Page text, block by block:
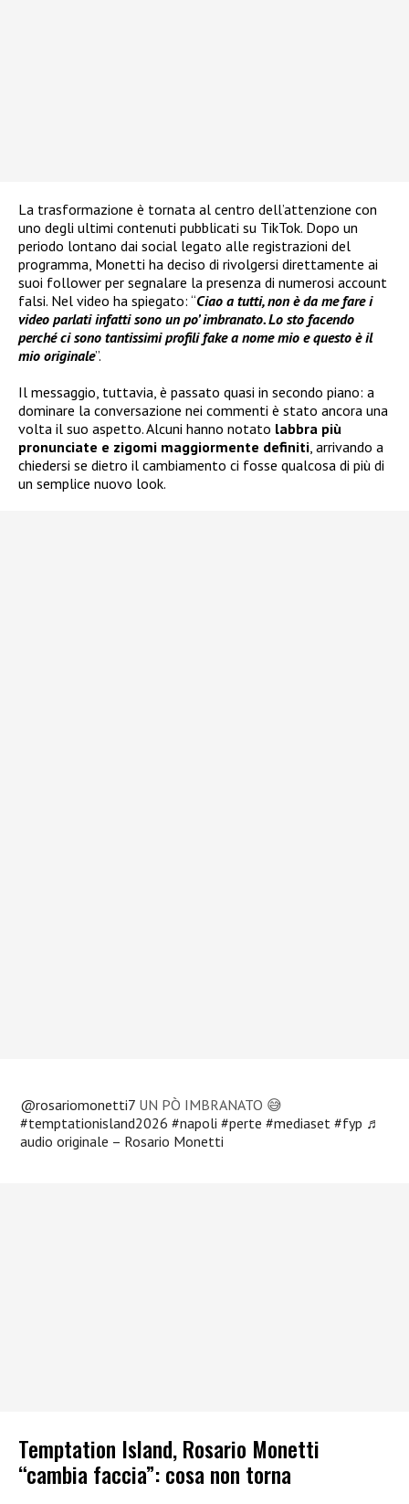
La trasformazione è tornata al centro dell’attenzione con
uno degli ultimi contenuti pubblicati su TikTok. Dopo un
periodo lontano dai social legato alle registrazioni del
programma, Monetti ha deciso di rivolgersi direttamente ai
suoi follower per segnalare la presenza di numerosi account
falsi. Nel video ha spiegato: “Ciao a tutti, non è da me fare i
video parlati infatti sono un po’ imbranato. Lo sto facendo
perché ci sono tantissimi profili fake a nome mio e questo è il
mio originale”.
Il messaggio, tuttavia, è passato quasi in secondo piano: a
dominare la conversazione nei commenti è stato ancora una
volta il suo aspetto. Alcuni hanno notato labbra più
pronunciate e zigomi maggiormente definiti, arrivando a
chiedersi se dietro il cambiamento ci fosse qualcosa di più di
un semplice nuovo look.
@rosariomonetti7 UN PÒ IMBRANATO 😅
#temptationisland2026 #napoli #perte #mediaset #fyp ♬
audio originale – Rosario Monetti
Temptation Island, Rosario Monetti
“cambia faccia”: cosa non torna